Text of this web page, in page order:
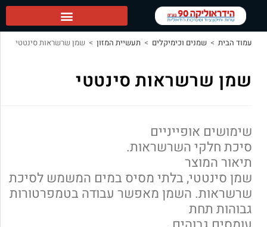
עמוד הבית > שמנים וכימיקלים > תעשיית המזון > שמן שרשראות סינטטי
שמן שרשראות סינטטי
שימושים אופייניים
סיכת חלקי השרשראות.
תיאור המוצר
שמן סינטטי, בלתי מסיס במים המשמש לסיכת
שרשראות. השמן מאפשר עבודה בטמפרטורות
גבוהות תחת